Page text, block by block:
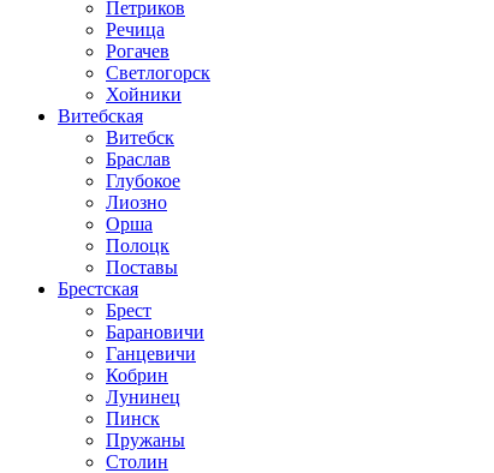
Петриков
Речица
Рогачев
Светлогорск
Хойники
Витебская
Витебск
Браслав
Глубокое
Лиозно
Орша
Полоцк
Поставы
Брестская
Брест
Барановичи
Ганцевичи
Кобрин
Лунинец
Пинск
Пружаны
Столин